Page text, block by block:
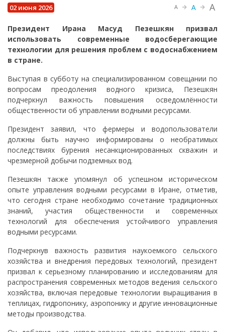
02 июня 2026 A A A
Президент Ирана Масуд Пезешкян призвал
использовать современные водосберегающие
технологии для решения проблем с водоснабжением
в стране.
Выступая в субботу на специализированном совещании по
вопросам преодоления водного кризиса, Пезешкян
подчеркнул важность повышения осведомлённости
общественности об управлении водными ресурсами.
Президент заявил, что фермеры и водопользователи
должны быть научно информированы о необратимых
последствиях бурения несанкционированных скважин и
чрезмерной добычи подземных вод.
Пезешкян также упомянул об успешном историческом
опыте управления водными ресурсами в Иране, отметив,
что сегодня стране необходимо сочетание традиционных
знаний, участия общественности и современных
технологий для обеспечения устойчивого управления
водными ресурсами.
Подчеркнув важность развития наукоемкого сельского
хозяйства и внедрения передовых технологий, президент
призвал к серьезному планированию и исследованиям для
распространения современных методов ведения сельского
хозяйства, включая передовые технологии выращивания в
теплицах, гидропонику, аэропонику и другие инновационные
методы производства.